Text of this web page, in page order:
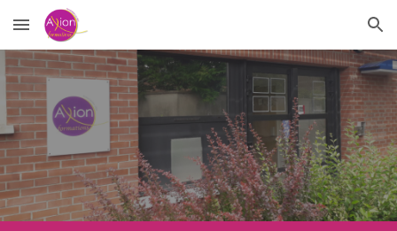
Skip to main content Skip to navigation